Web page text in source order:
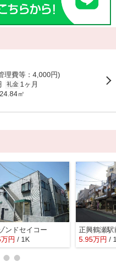
理費等：4,000円)
礼金 1ヶ月
24.84㎡
ンドセイコー
万円 / 1K 5.95万円 /